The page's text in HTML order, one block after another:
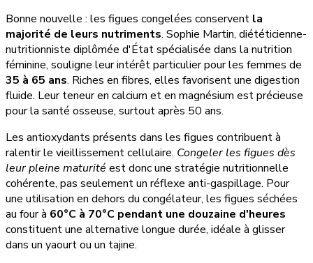
Bonne nouvelle : les figues congelées conservent la
majorité de leurs nutriments. Sophie Martin, diététicienne-
nutritionniste diplômée d'État spécialisée dans la nutrition
féminine, souligne leur intérêt particulier pour les femmes de
35 à 65 ans. Riches en fibres, elles favorisent une digestion
fluide. Leur teneur en calcium et en magnésium est précieuse
pour la santé osseuse, surtout après 50 ans.
Les antioxydants présents dans les figues contribuent à
ralentir le vieillissement cellulaire. Congeler les figues dès
leur pleine maturité est donc une stratégie nutritionnelle
cohérente, pas seulement un réflexe anti-gaspillage. Pour
une utilisation en dehors du congélateur, les figues séchées
au four à 60°C à 70°C pendant une douzaine d'heures
constituent une alternative longue durée, idéale à glisser
dans un yaourt ou un tajine.